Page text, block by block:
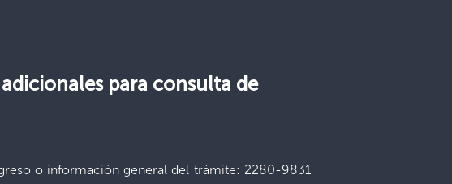
para consulta de
o información general del trámite: 2280-9831